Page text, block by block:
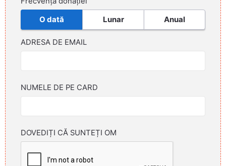
O dată Lunar Anual
ADRESA DE EMAIL
NUMELE DE PE CARD
DOVEDIȚI CĂ SUNTEȚI OM